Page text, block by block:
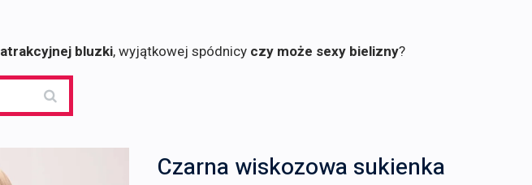
atrakcyjnej bluzki, wyjątkowej spódnicy czy może sexy bielizny?
Czarna wiskozowa sukienka